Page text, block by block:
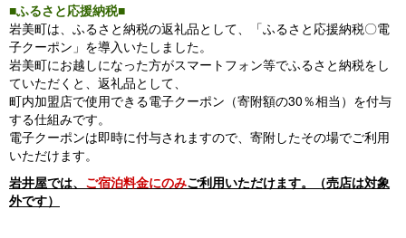
■ふるさと応援納税■
岩美町は、ふるさと納税の返礼品として、「ふるさと応援納税〇電
子クーポン」を導入いたしました。
岩美町にお越しになった方がスマートフォン等でふるさと納税をし
ていただくと、返礼品として、
町内加盟店で使用できる電子クーポン（寄附額の30％相当）を付与
する仕組みです。
電子クーポンは即時に付与されますので、寄附したその場でご利用
いただけます。
岩井屋では、 ご宿泊料金にのみご利用いただけます。（売店は対象
外です）